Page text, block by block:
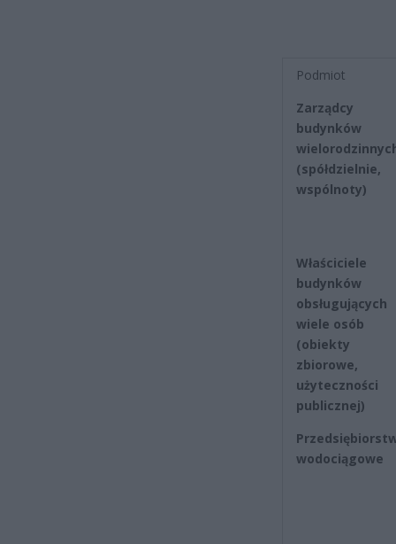
Podmiot
Zarządcy
budynków
(spółdzielnie,
wspólnoty)
Właściciele
budynków
obsługujących
wiele osób
(obiekty
zbiorowe,
użyteczności
publicznej)
wodociągowe